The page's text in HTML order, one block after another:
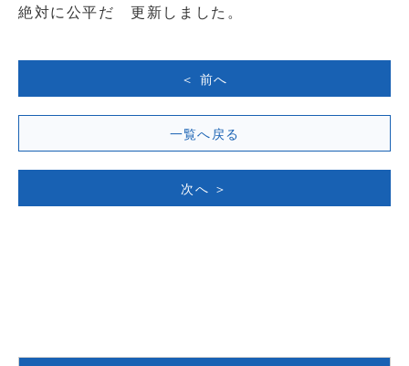
絶対に公平だ 更新しました。
＜ 前へ
一覧へ戻る
次へ ＞